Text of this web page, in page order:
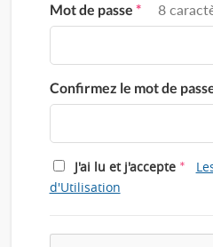
Mot de passe * 8
Confirmez le mot de
J'ai lu et j'accepte *
d'Utilisation